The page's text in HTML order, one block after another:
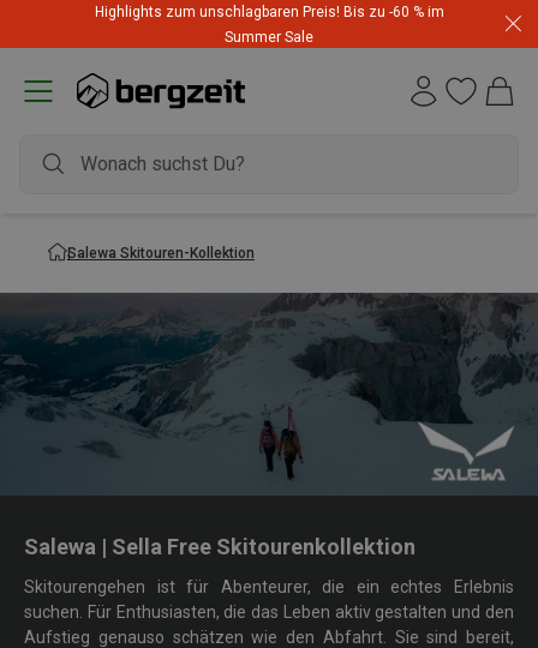
Highlights zum unschlagbaren Preis! Bis zu -60 % im
Summer Sale
Salewa Skitouren-Kollektion
Salewa | Sella Free Skitourenkollektion
Skitourengehen ist für Abenteurer, die ein echtes Erlebnis
suchen. Für Enthusiasten, die das Leben aktiv gestalten und den
Aufstieg genauso schätzen wie den Abfahrt. Sie sind bereit,